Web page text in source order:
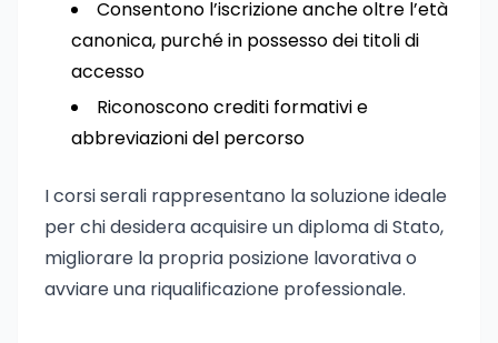
Consentono l’iscrizione anche oltre l’età
canonica, purché in possesso dei titoli di
accesso
Riconoscono crediti formativi e
abbreviazioni del percorso
I corsi serali rappresentano la soluzione ideale
per chi desidera acquisire un diploma di Stato,
migliorare la propria posizione lavorativa o
avviare una riqualificazione professionale.